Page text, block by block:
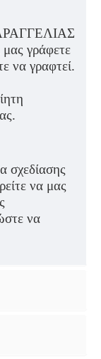
μας γράφετε
να γραφτεί.
σχεδίασης
να μας
να